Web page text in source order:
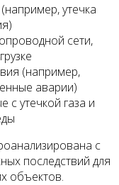
утечка
сети,
(например,
аварии)
с утечкой газа и
с
последствий для
объектов.